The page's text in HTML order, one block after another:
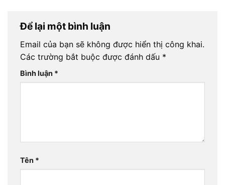
Để lại một bình luận
Email của bạn sẽ không được hiển thị công khai.
Các trường bắt buộc được đánh dấu *
Bình luận *
Tên *